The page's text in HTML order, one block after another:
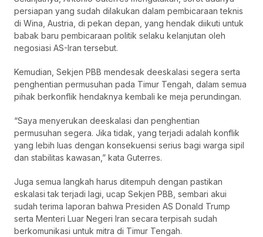
persiapan yang sudah dilakukan dalam pembicaraan teknis
di Wina, Austria, di pekan depan, yang hendak diikuti untuk
babak baru pembicaraan politik selaku kelanjutan oleh
negosiasi AS-Iran tersebut.
Kemudian, Sekjen PBB mendesak deeskalasi segera serta
penghentian permusuhan pada Timur Tengah, dalam semua
pihak berkonflik hendaknya kembali ke meja perundingan.
“Saya menyerukan deeskalasi dan penghentian
permusuhan segera. Jika tidak, yang terjadi adalah konflik
yang lebih luas dengan konsekuensi serius bagi warga sipil
dan stabilitas kawasan,” kata Guterres.
Juga semua langkah harus ditempuh dengan pastikan
eskalasi tak terjadi lagi, ucap Sekjen PBB, sembari akui
sudah terima laporan bahwa Presiden AS Donald Trump
serta Menteri Luar Negeri Iran secara terpisah sudah
berkomunikasi untuk mitra di Timur Tengah.